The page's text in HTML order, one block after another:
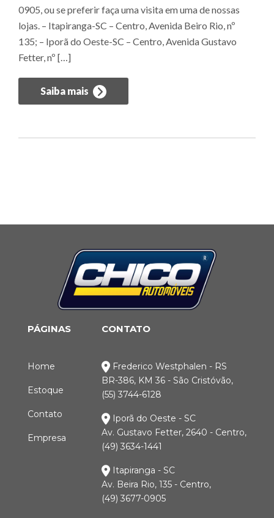
0905, ou se preferir faça uma visita em uma de nossas
lojas. – Itapiranga-SC – Centro, Avenida Beiro Rio, nº
135; – Iporã do Oeste-SC – Centro, Avenida Gustavo
Fetter, nº […]
Saiba mais
PÁGINAS
Home
Estoque
Contato
Empresa
CONTATO
Frederico Westphalen - RS
BR-386, KM 36 - São Cristóvão,
(55) 3744-6128
Iporã do Oeste - SC
Av. Gustavo Fetter, 2640 - Centro,
(49) 3634-1441
Itapiranga - SC
Av. Beira Rio, 135 - Centro,
(49) 3677-0905